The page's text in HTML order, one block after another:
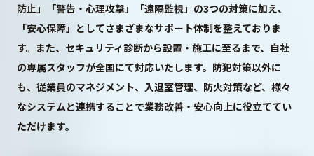
防止」「警告・心理攻撃」「遠隔監視」の3つの対策に加え、
「安心保障」としてさまざまなサポート体制を整えておりま
す。また、セキュリティ診断から設置・施工に至るまで、自社
の専属スタッフが全国にて対応いたします。防犯対策以外に
も、従業員のマネジメント、入退室管理、防火対策など、様々
なシステムと連携することで業務改善・安心向上に役立ててい
ただけます。